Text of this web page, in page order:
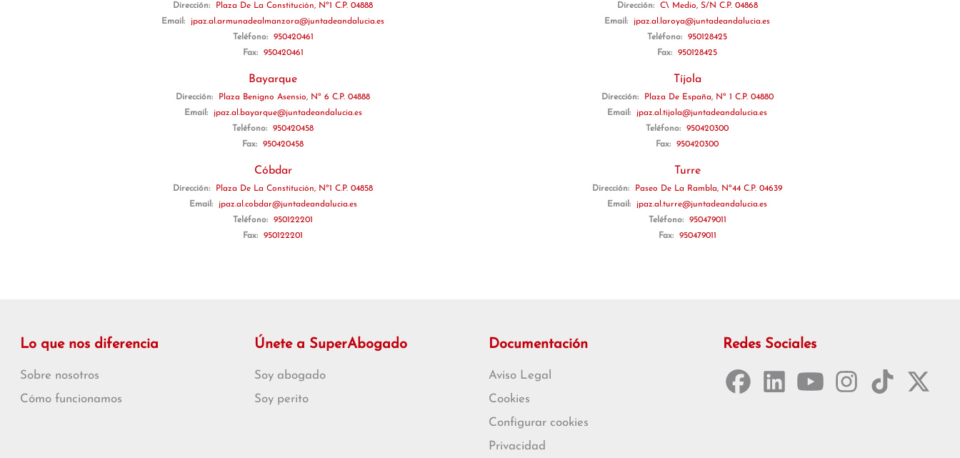
Dirección:
Plaza De La Constitución, Nº1 C.P. 04888
Email:
jpaz.al.armunadealmanzora@juntadeandalucia.es
Teléfono:
950420461
Fax:
950420461
Bayarque
Dirección:
Plaza Benigno Asensio, Nº 6 C.P. 04888
Email:
jpaz.al.bayarque@juntadeandalucia.es
Teléfono:
950420458
Fax:
950420458
Cóbdar
Dirección:
Plaza De La Constitución, Nº1 C.P. 04858
Email:
jpaz.al.cobdar@juntadeandalucia.es
Teléfono:
950122201
Fax:
950122201
Dirección:
C\ Medio, S/N C.P. 04868
Email:
jpaz.al.laroya@juntadeandalucia.es
Teléfono:
950128425
Fax:
950128425
Tíjola
Dirección:
Plaza De España, Nº 1 C.P. 04880
Email:
jpaz.al.tijola@juntadeandalucia.es
Teléfono:
950420300
Fax:
950420300
Turre
Dirección:
Paseo De La Rambla, Nº44 C.P. 04639
Email:
jpaz.al.turre@juntadeandalucia.es
Teléfono:
950479011
Fax:
950479011
Lo que nos diferencia
Sobre nosotros
Cómo funcionamos
Únete a SuperAbogado
Soy abogado
Soy perito
Documentación
Aviso Legal
Cookies
Configurar cookies
Privacidad
Redes Sociales